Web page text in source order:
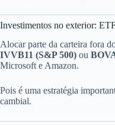
Investimentos no exterior:
Alocar parte da carteira fora
IVVB11 (S&P 500) ou
Microsoft e Amazon.
Pois é uma estratégia
cambial.